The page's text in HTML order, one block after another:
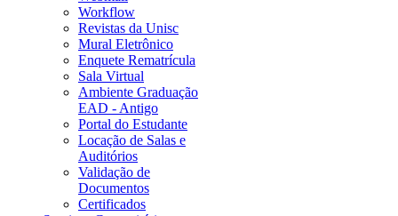
Workflow
Revistas da Unisc
Mural Eletrônico
Enquete Rematrícula
Sala Virtual
Ambiente Graduação
EAD - Antigo
Portal do Estudante
Locação de Salas e
Auditórios
Validação de
Documentos
Certificados